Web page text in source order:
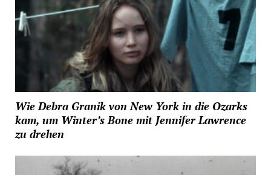
Wie Debra Granik von New York in die Ozarks
kam, um Winter’s Bone mit Jennifer Lawrence
zu drehen